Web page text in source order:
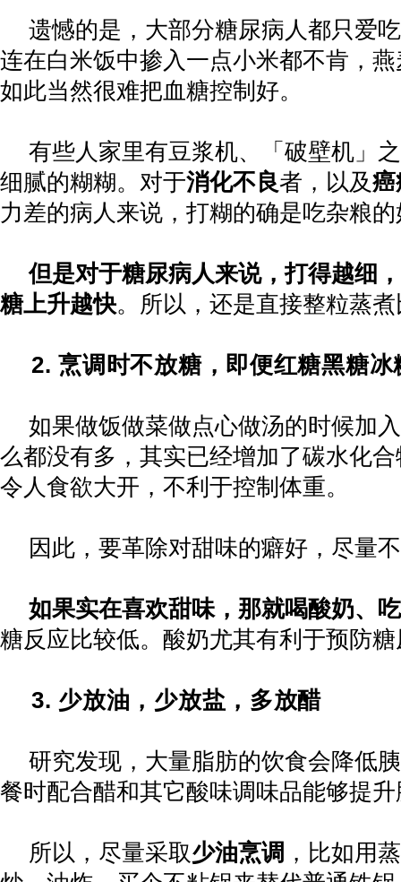
遗憾的是，大部分糖尿病人都只爱
连在白米饭中掺入一点小米都不肯，
如此当然很难把血糖控制好。
有些人家里有豆浆机、「破壁机」
细腻的糊糊。对于消化不良者，以及癌
力差的病人来说，打糊的确是吃杂粮
但是对于糖尿病人来说，打得越细
糖上升越快。所以，还是直接整粒蒸
2.烹调时不放糖，即便红糖黑糖
如果做饭做菜做点心做汤的时候加
么都没有多，其实已经增加了碳水化
令人食欲大开，不利于控制体重。
因此，要革除对甜味的癖好，尽量
如果实在喜欢甜味，那就喝酸奶、
糖反应比较低。酸奶尤其有利于预防
3. 少放油，少放盐，多放醋
研究发现，大量脂肪的饮食会降低
餐时配合醋和其它酸味调味品能够提
所以，尽量采取少油烹调 ，比如用